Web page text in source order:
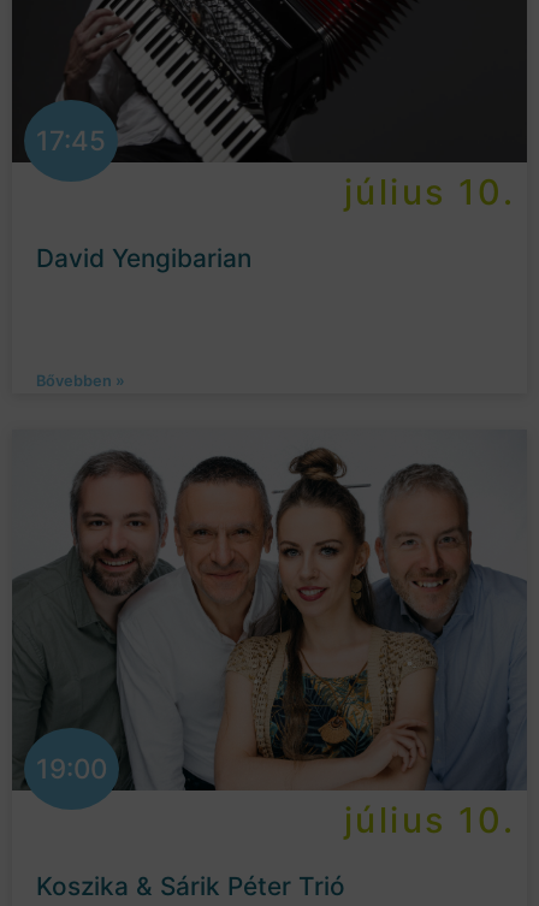
17:45
július 10.
David Yengibarian
Bővebben »
19:00
július 10.
Koszika & Sárik Péter Trió